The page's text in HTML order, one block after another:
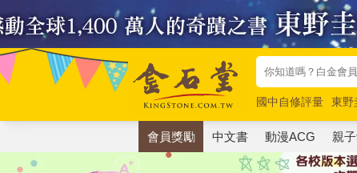
國中自修評量 東野
唯紅花綻放
奧德賽
會員獎勵 中文書 動漫ACG 親